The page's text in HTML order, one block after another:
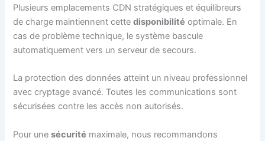
Plusieurs emplacements CDN stratégiques et équilibreurs
de charge maintiennent cettedisponibilité optimale. En
cas de problème technique, le système bascule
automatiquement vers un serveur de secours.
La protection des données atteint un niveau professionnel
avec cryptage avancé. Toutes les communications sont
sécurisées contre les accès non autorisés.
Pour unesécurité maximale, nous recommandons